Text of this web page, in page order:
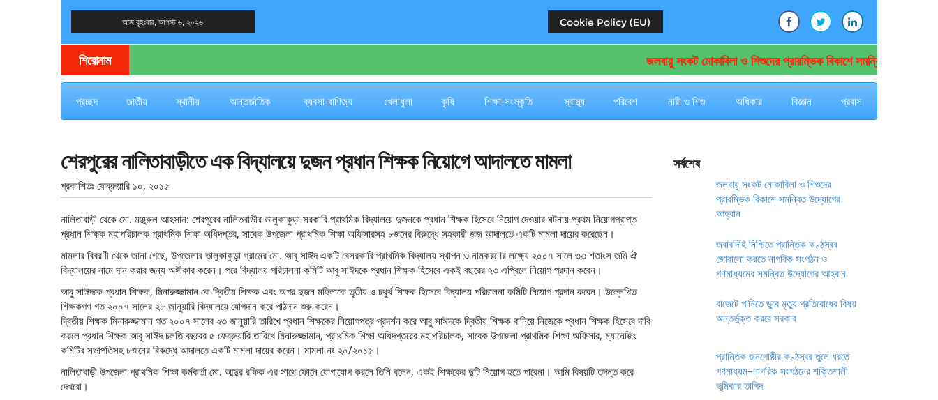
আজ বৃহঃবার, আগস্ট ৬, ২০২৬ Cookie Policy (EU)
দেশের খবর
যুক্ত থাকুন দেশের সঙ্গে
শিরোনাম জলবায়ু সংকট মোকাবিলা ও শিশুদের প্রারম্ভিক বিকাশে সমন্বিত উদ্যোগের
প্রচ্ছদ জাতীয় স্থানীয় আন্তর্জাতিক ব্যবসা-বাণিজ্য খেলাধুলা কৃষি শিক্ষা-সংস্কৃতি স্বাস্থ্য পরিবেশ নারী ও শিশু অধিকার বিজ্ঞান প্রবাস
শেরপুরের নালিতাবাড়ীতে এক বিদ্যালয়ে দুজন প্রধান শিক্ষক নিয়োগে আদালতে মামলা
প্রকাশিতঃ ফেব্রুয়ারি ১০, ২০১৫
নালিতাবাড়ী থেকে মো. মঞ্জুরুল আহসান: শেরপুরের নালিতবাড়ীর ভালুকাকুড়া সরকারি প্রাথমিক বিদ্যালয়ে দুজনকে প্রধান শিক্ষক হিসেবে নিয়োগ দেওয়ার ঘটনায় প্রথম নিয়োগপ্রাপ্ত
প্রধান শিক্ষক মহাপরিচালক প্রাথমিক শিক্ষা অধিদপ্তর, সাবেক উপজেলা প্রাথমিক শিক্ষা অফিসারসহ ৮জনের বিরুদ্ধে সহকারী জজ আদালতে একটি মামলা দায়ের করেছেন।
মামলার বিবরণী থেকে জানা গেছে, উপজেলার ভালুকাকুড়া গ্রামের মো. আবু সাঈদ একটি বেসরকারি প্রাথমিক বিদ্যালয় স্থাপন ও নামকরণের লক্ষ্যে ২০০৭ সালে ৩৩ শতাংস জমি ঐ
বিদ্যালয়ের নামে দান করার জন্য অঙ্গীকার করেন। পরে বিদ্যালয় পরিচালনা কমিটি আবু সাঈদকে প্রধান শিক্ষক হিসেবে একই বছরের ২৩ এপ্রিলে নিয়োগ প্রদান করেন।
আবু সাঈদকে প্রধান শিক্ষক, মিনারুজ্জামান কে দ্বিতীয় শিক্ষক এবং অপর দুজন মহিলাকে তৃতীয় ও চথুর্থ শিক্ষক হিসেবে বিদ্যালয় পরিচালনা কমিটি নিয়োগ প্রদান করেন। উল্লেখিত
শিক্ষকগণ গত ২০০৭ সালের ২৮ জানুয়ারি বিদ্যালয়ে যোগদান করে পাঠদান শুরু করেন।
দ্বিতীয় শিক্ষক মিনারুজ্জামান গত ২০০৭ সালের ২৩ জানুয়ারি তারিখে প্রধান শিক্ষকের নিয়োগপত্র প্রদর্শন করে আবু সাঈদকে দ্বিতীয় শিক্ষক বানিয়ে নিজেকে প্রধান শিক্ষক হিসেবে দাবি
করলে প্রধান শিক্ষক আবু সাঈদ চলতি বছরের ৫ ফেব্রুয়ারি তারিখে মিনারুজ্জামান, প্রাথমিক শিক্ষা অধিদপ্তরের মহাপরিচালক, সাবেক উপজেলা প্রাথমিক শিক্ষা অফিসার, ম্যানেজিং
কমিটির সভাপতিসহ ৮জনের বিরুদ্ধে আদালতে একটি মামলা দায়ের করেন। মামলা নং ২০/২০১৫।
নালিতাবাড়ী উপজেলা প্রাথমিক শিক্ষা কর্মকর্তা মো. আব্দুর রফিক এর সাথে ফোনে যোগাযোগ করলে তিনি বলেন, একই শিক্ষকের দুটি নিয়োগ হতে পারেনা। আমি বিষয়টি তদন্ত করে
দেখবো।
সর্বশেষ
জলবায়ু সংকট মোকাবিলা ও শিশুদের
প্রারম্ভিক বিকাশে সমন্বিত উদ্যোগের
আহ্বান
জবাবদিহি নিশ্চিতে প্রান্তিক কণ্ঠস্বর
জোরালো করতে নাগরিক সংগঠন ও
গণমাধ্যমের সমন্বিত উদ্যোগের আহ্বান
বাজেটে পানিতে ডুবে মৃত্যু প্রতিরোধের বিষয়
অন্তর্ভুক্ত করবে সরকার
প্রান্তিক জনগোষ্ঠীর কণ্ঠস্বর তুলে ধরতে
গণমাধ্যম–নাগরিক সংগঠনের শক্তিশালী
ভূমিকার তাগিদ